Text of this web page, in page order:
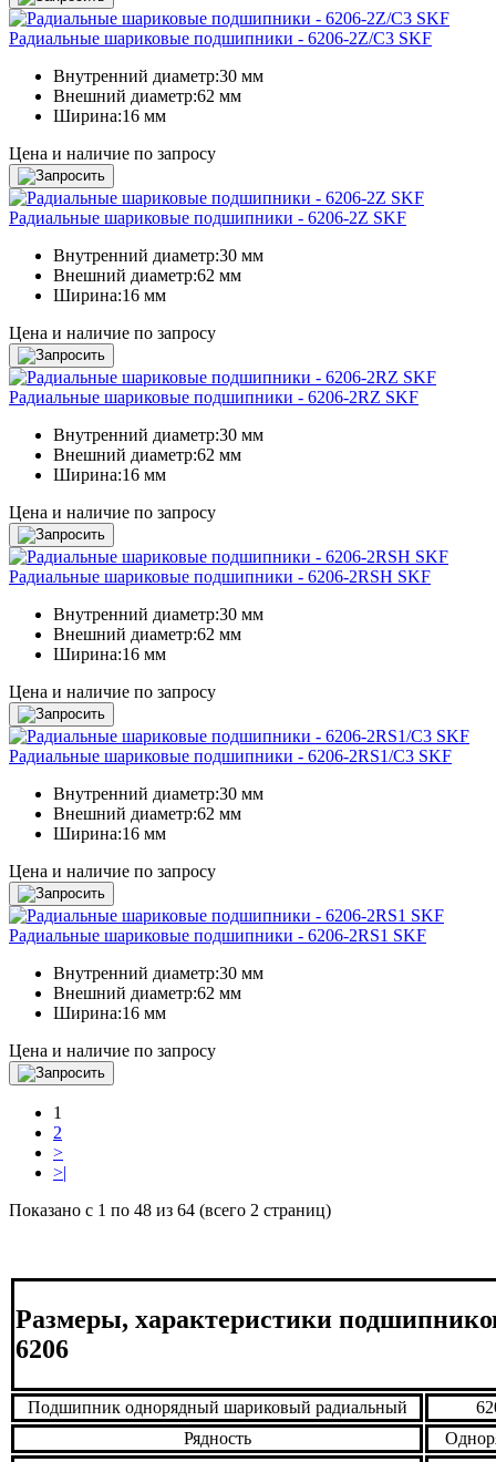
Радиальные шариковые подшипники - 6206-2Z/C3 SKF
Внутренний диаметр:30 мм
Внешний диаметр:62 мм
Ширина:16 мм
Цена и наличие по запросу
Радиальные шариковые подшипники - 6206-2Z SKF
Внутренний диаметр:30 мм
Внешний диаметр:62 мм
Ширина:16 мм
Цена и наличие по запросу
Радиальные шариковые подшипники - 6206-2RZ SKF
Внутренний диаметр:30 мм
Внешний диаметр:62 мм
Ширина:16 мм
Цена и наличие по запросу
Радиальные шариковые подшипники - 6206-2RSH SKF
Внутренний диаметр:30 мм
Внешний диаметр:62 мм
Ширина:16 мм
Цена и наличие по запросу
Радиальные шариковые подшипники - 6206-2RS1/C3 SKF
Внутренний диаметр:30 мм
Внешний диаметр:62 мм
Ширина:16 мм
Цена и наличие по запросу
Радиальные шариковые подшипники - 6206-2RS1 SKF
Внутренний диаметр:30 мм
Внешний диаметр:62 мм
Ширина:16 мм
Цена и наличие по запросу
1
2
>
>|
Показано с 1 по 48 из 64 (всего 2 страниц)
Размеры, характеристики
6206
Подшипник однорядный шариковый радиальный
Рядность